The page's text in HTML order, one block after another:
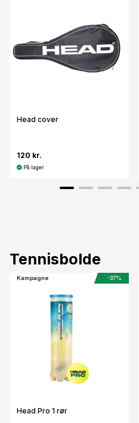
Head cover
120 kr.
På lager
Tennisbolde
Kampagne -37%
Head Pro 1 rør